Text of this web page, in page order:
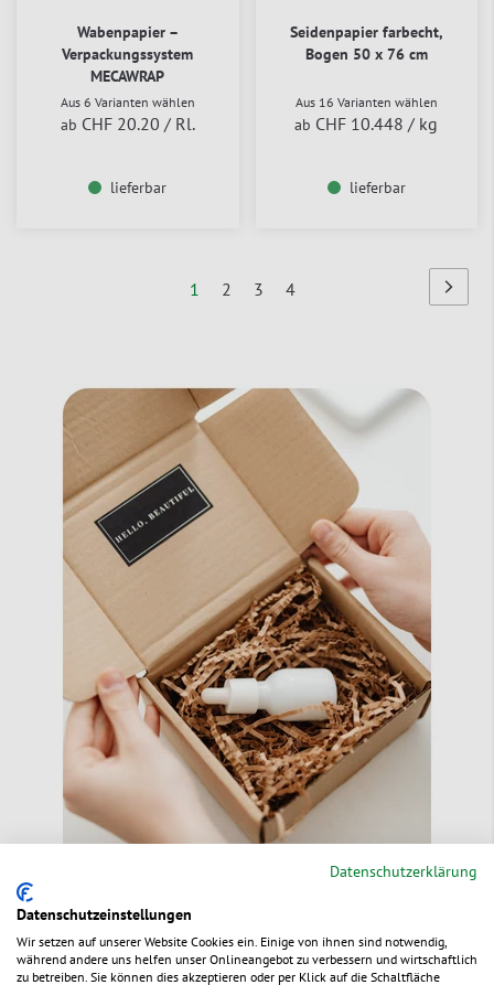
Wabenpapier –
Verpackungssystem
MECAWRAP
Aus 6 Varianten wählen
ab CHF 20.20 / Rl.
lieferbar
Seidenpapier farbecht,
Bogen 50 x 76 cm
Aus 16 Varianten wählen
ab CHF 10.448 / kg
lieferbar
Seite
Sie
1 Seite
2 Seite
3 Seite
4
Seite
Unboxing – der erste Eindruck zählt
Verschicken Sie Ihre hochwertigen Kosmetikprodukte in
Datenschutzerklärung
Datenschutzeinstellungen
Wir setzen auf unserer Website Cookies ein. Einige von ihnen sind notwendig,
während andere uns helfen unser Onlineangebot zu verbessern und wirtschaftlich
zu betreiben. Sie können dies akzeptieren oder per Klick auf die Schaltfläche